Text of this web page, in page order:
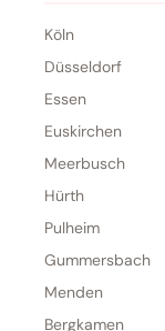
Köln
Düsseldorf
Essen
Euskirchen
Meerbusch
Hürth
Pulheim
Gummersbach
Menden
Bergkamen